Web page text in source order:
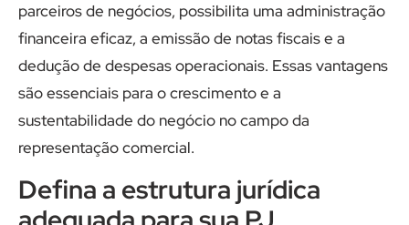
parceiros de negócios, possibilita uma administração
financeira eficaz, a emissão de notas fiscais e a
dedução de despesas operacionais. Essas vantagens
são essenciais para o crescimento e a
sustentabilidade do negócio no campo da
representação comercial.
Defina a estrutura jurídica